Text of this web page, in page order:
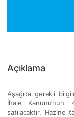
Açıklama
Aşağıda gerekli
İhale
satılacaktır. Hazine